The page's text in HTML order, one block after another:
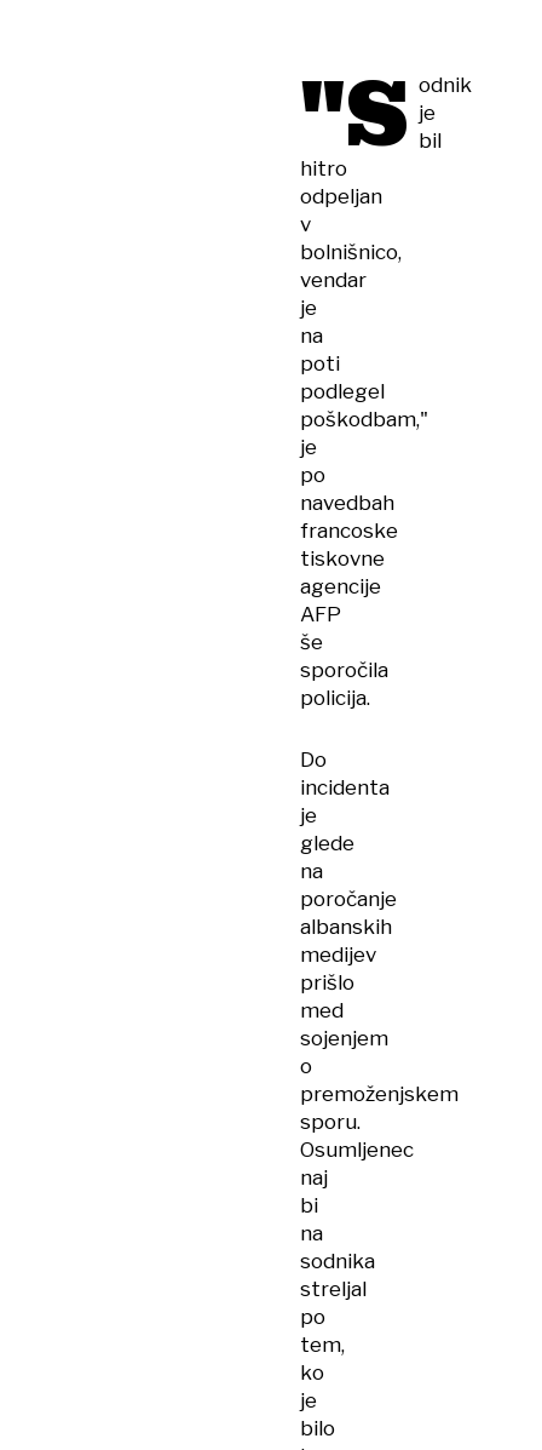
"S odnik
je
bil
hitro
odpeljan
v
bolnišnico,
vendar
je
na
poti
podlegel
poškodbam,"
je
po
navedbah
francoske
tiskovne
agencije
AFP
še
sporočila
policija.
Do
incidenta
je
glede
na
poročanje
albanskih
medijev
prišlo
med
sojenjem
o
premoženjskem
sporu.
Osumljenec
naj
bi
na
sodnika
streljal
po
tem,
ko
je
bilo